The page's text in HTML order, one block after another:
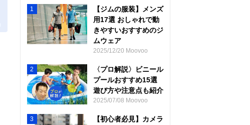
1
【ジムの服装】メンズ
用17選 おしゃれで動
きやすいおすすめのジ
ムウェア
2025/12/20 Moovoo
2
〈プロ解説〉ビニール
プールおすすめ15選
遊び方や注意点も紹介
2025/07/08 Moovoo
3
【初心者必見】カメラ